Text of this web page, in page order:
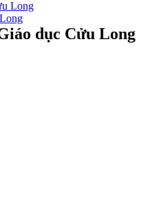
dục Cửu Long